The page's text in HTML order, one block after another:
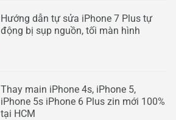
Hướng dẫn tự sửa iPhone 7 Plus tự
động bị sụp nguồn, tối màn hình
Thay main iPhone 4s, iPhone 5,
iPhone 5s iPhone 6 Plus zin mới 100%
tại HCM